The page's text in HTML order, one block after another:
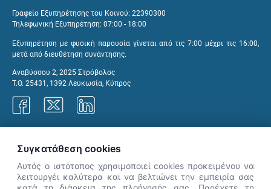
Γραφείο Εξυπηρέτησης του Κοινού: 22390300
Τηλεφωνική Εξυπηρέτηση: 07:00 - 18:00
Εξυπηρέτηση με φυσική παρουσία γίνεται από τις 7:00 μέχρι τις 16:00,
μετά από διευθέτηση συνάντησης.
Αναβύσσου 2, 2025 Στρόβολος
Τ.Θ. 25431, 1392 Λευκωσία, Κύπρος
Συγκατάθεση cookies
Αυτός ο ιστότοπος χρησιμοποιεί cookies προκειμένου να
λειτουργέι καλύτερα και να βελτιώνει την εμπειρία σας